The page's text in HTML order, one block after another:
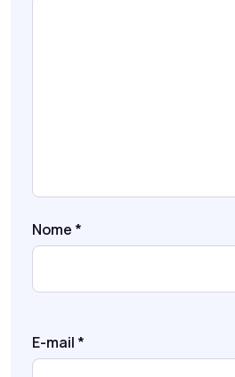
Nome *
E-mail *